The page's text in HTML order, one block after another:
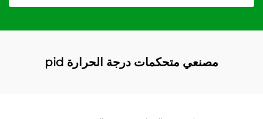
مصنعي متحكمات درجة الحرارة pid